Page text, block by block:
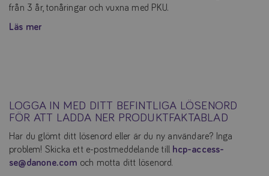
från 3 år, tonåringar och vuxna med PKU.
Läs mer
LOGGA IN MED DITT BEFINTLIGA LÖSENORD
FÖR ATT LADDA NER PRODUKTFAKTABLAD
Har du glömt ditt lösenord eller är du ny användare? Inga
problem! Skicka ett e-postmeddelande till hcp-access-
se@danone.com och motta ditt lösenord.